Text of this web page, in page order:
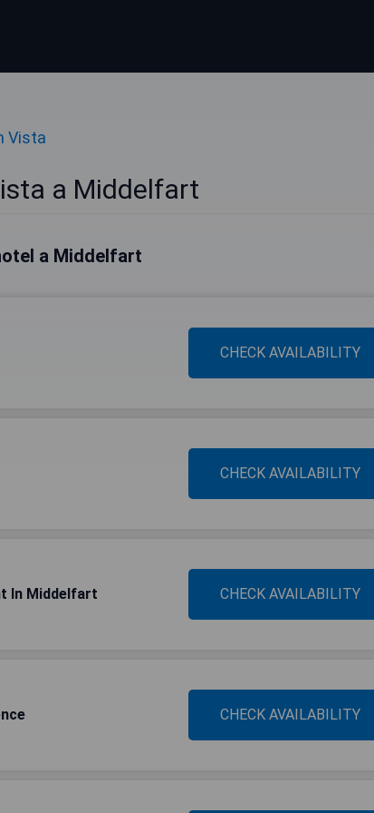
Vista
a Middelfart
a Middelfart
CHECK AVAILABILITY
CHECK AVAILABILITY
In Middelfart CHECK AVAILABILITY
CHECK AVAILABILITY